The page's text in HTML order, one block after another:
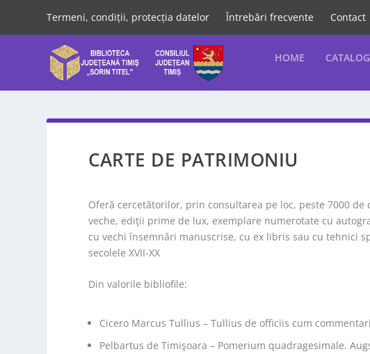
Termeni, condiții, protecția datelor Întrebări frecvente Contact
HOME
CARTE DE PATRIMONIU
Oferă cercetătorilor, prin consultarea pe loc, peste 7000
veche, ediţii prime de lux, exemplare numerotate cu
cu vechi însemnări manuscrise, cu ex libris sau cu tehnici
secolele XVII-XX
Din valorile bibliofile:
Cicero Marcus Tullius – Tullius de officiis cum
Pelbartus de Timişoara – Pomerium quadragesimale.